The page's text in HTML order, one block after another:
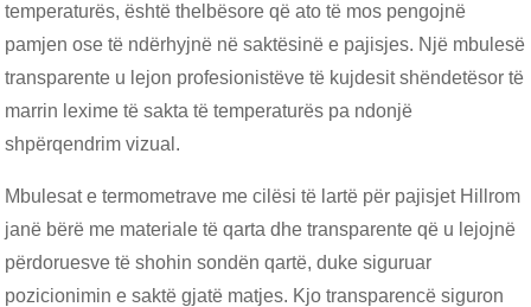
temperaturës, është thelbësore që ato të mos pengojnë
pamjen ose të ndërhyjnë në saktësinë e pajisjes. Një mbulesë
transparente u lejon profesionistëve të kujdesit shëndetësor të
marrin lexime të sakta të temperaturës pa ndonjë
shpërqendrim vizual.
Mbulesat e termometrave me cilësi të lartë për pajisjet Hillrom
janë bërë me materiale të qarta dhe transparente që u lejojnë
përdoruesve të shohin sondën qartë, duke siguruar
pozicionimin e saktë gjatë matjes. Kjo transparencë siguron